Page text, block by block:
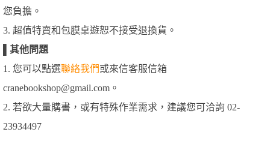
您負擔。
3. 超值特賣和包膜桌遊恕不接受退換貨。
其他問題
1. 您可以點選聯絡我們或來信客服信箱
cranebookshop@gmail.com。
2. 若欲大量購書，或有特殊作業需求，建議您可洽詢 02-
23934497